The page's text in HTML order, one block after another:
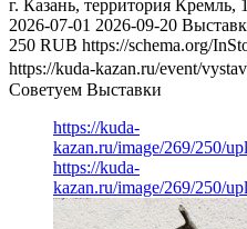
г. Казань, территория Кремль,
2026-07-01 2026-09-20
250 RUB https://schema.org/
https://kuda-kazan.ru/event/
Советуем Выставки
https://kuda-
kazan.ru/image/269/250/
https://kuda-
kazan.ru/image/269/250/